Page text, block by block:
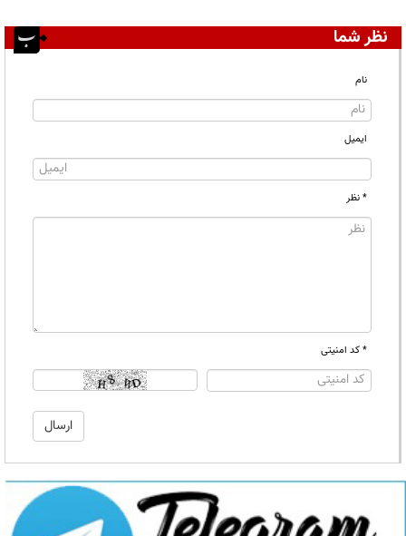
نظر شما
نام
ایمیل
* نظر
* کد امنیتی